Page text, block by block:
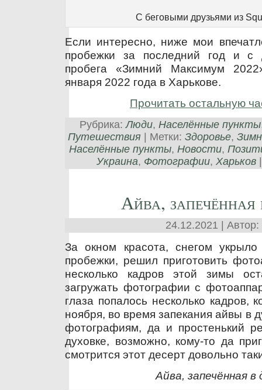
С беговыми друзьями из
Если интересно, ниже мои
пробежки за последний год и с
пробега «Зимний Максимум
января 2022 года в Харькове.
Прочитать остальную
Рубрика:Люди, Населённые пункты
Путешествия| Метки: Здоровье,
Населённые пункты, Новости,
Украина, Фотографии, Харьков
Айва, запечённая
24.12.2021 | Автор:
За окном красота, снегом
пробежки, решил приготовить
несколько кадров этой зимы
загружать фотографии с
глаза попалось несколько кадров,
ноября, во время запекания айвы в
фотографиям, да и простенький
духовке, возможно, кому-то да
смотрится этот десерт довольно
Айва, запечённая в